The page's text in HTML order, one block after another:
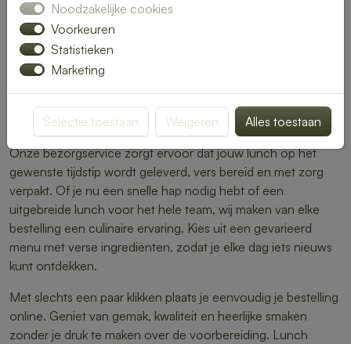
maken? Laat je lunch bezorgen in Velsen-Noord en geniet
van verse, smaakvolle gerechten zonder gedoe. Of je nu op
kantoor bent, thuiswerkt of gewoon zin hebt in een
ontspannen middagpauze, een bezorgde lunch is altijd een
warme maaltijden – er is altijd iets dat perfect aansluit bij
jouw smaak.
Onze bezorgservice zorgt ervoor dat jouw lunch op het
gewenste tijdstip wordt geleverd, vers bereid en met zorg
verpakt. Of je nu een snelle hap nodig hebt of een
uitgebreide lunch voor het hele team, wij maken van elke
bestelling een culinaire ervaring. Kies uit een gevarieerd
menu met verse ingrediënten, zodat je elke dag iets nieuws
kunt ontdekken.
Met slechts een paar klikken plaats je eenvoudig je bestelling
online. Geniet van gemak, kwaliteit en heerlijke smaken
zonder je druk te maken over de voorbereiding. Lunch
Noodzakelijke cookies
Voorkeuren
Statistieken
Marketing
Selectie toestaan Weigeren Alles toestaan